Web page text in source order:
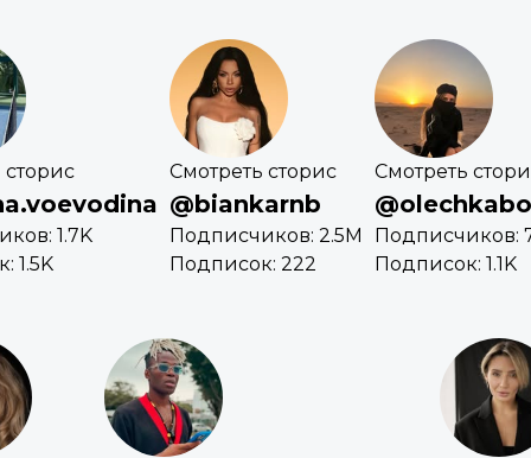
сторис
1.7K
1.5K
Смотреть сторис
@biankarnb
Подписчиков: 2.5M
Подписок: 222
Смотреть
Подписчиков:
Подписок: 1.1K